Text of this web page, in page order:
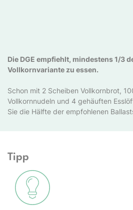
Die DGE empfiehlt, mindestens 1/3
Vollkornvariante zu essen.
Schon mit 2 Scheiben Vollkornbrot,
Vollkornnudeln und 4 gehäuften
Sie die Hälfte der empfohlenen
Tipp